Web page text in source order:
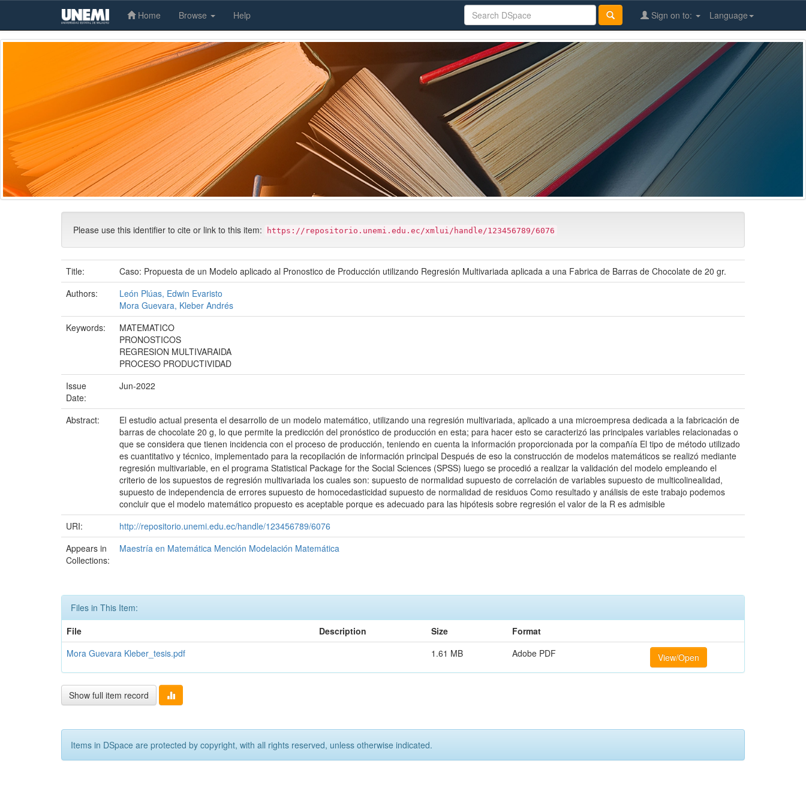
Skip
Home Browse Help Language
Sign on to:
Please use this identifier to cite or link to this item: https://repositorio.unemi.edu.ec/xmlui/handle/123456789/6076
Title:
Caso: Propuesta de un Modelo aplicado al Pronostico de Producción utilizando Regresión Multivariada aplicada a una Fabrica de Barras de Chocolate de 20 gr.
Authors:
León Plúas, Edwin Evaristo
Mora Guevara, Kleber Andrés
Keywords:
MATEMATICO
PRONOSTICOS
REGRESION MULTIVARAIDA
PROCESO PRODUCTIVIDAD
Issue
Date:
Jun-2022
Abstract:
El estudio actual presenta el desarrollo de un modelo matemático, utilizando una regresión multivariada, aplicado a una microempresa dedicada a la fabricación de
barras de chocolate 20 g, lo que permite la predicción del pronóstico de producción en esta; para hacer esto se caracterizó las principales variables relacionadas o
que se considera que tienen incidencia con el proceso de producción, teniendo en cuenta la información proporcionada por la compañía El tipo de método utilizado
es cuantitativo y técnico, implementado para la recopilación de información principal Después de eso la construcción de modelos matemáticos se realizó mediante
regresión multivariable, en el programa Statistical Package for the Social Sciences (SPSS) luego se procedió a realizar la validación del modelo empleando el
criterio de los supuestos de regresión multivariada los cuales son: supuesto de normalidad supuesto de correlación de variables supuesto de multicolinealidad,
supuesto de independencia de errores supuesto de homocedasticidad supuesto de normalidad de residuos Como resultado y análisis de este trabajo podemos
concluir que el modelo matemático propuesto es aceptable porque es adecuado para las hipótesis sobre regresión el valor de la R es admisible
URI:
http://repositorio.unemi.edu.ec/handle/123456789/6076
Appears in
Collections:
Maestría en Matemática Mención Modelación Matemática
Files in This Item:
File
Description Size
Format
Mora Guevara Kleber_tesis.pdf
1.61 MB Adobe PDF View/Open
Show full item record
Items in DSpace are protected by copyright, with all rights reserved, unless otherwise indicated.